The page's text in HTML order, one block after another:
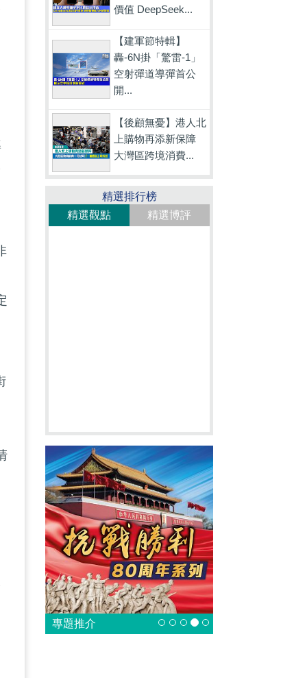
價值 DeepSeek...
【建軍節特輯】
轟-6N掛「驚雷-1」
空射彈道導彈首公
開...
【後顧無憂】港人北
上購物再添新保障
大灣區跨境消費...
精選排行榜
精選觀點
精選博評
專題推介